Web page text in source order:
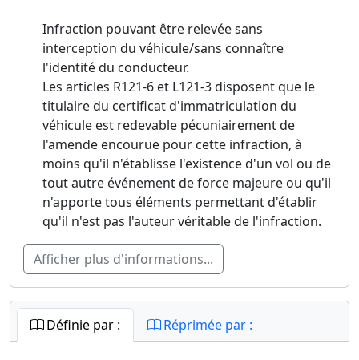
Infraction pouvant être relevée sans
interception du véhicule/sans connaître
l'identité du conducteur.
Les articles R121-6 et L121-3 disposent que le
titulaire du certificat d'immatriculation du
véhicule est redevable pécuniairement de
l'amende encourue pour cette infraction, à
moins qu'il n'établisse l'existence d'un vol ou de
tout autre événement de force majeure ou qu'il
n'apporte tous éléments permettant d'établir
qu'il n'est pas l'auteur véritable de l'infraction.
Afficher plus d'informations...
Définie par : Réprimée par :